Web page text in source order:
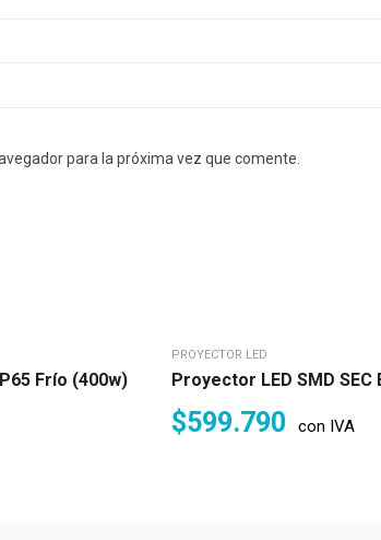
para la próxima vez que comente.
Frío (400w)
PROYECTOR LED
Proyector LED SMD
$599.790 con IVA